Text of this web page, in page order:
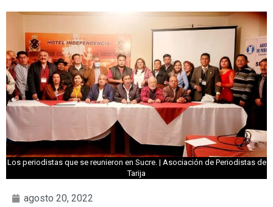
Los periodistas que se reunieron en Sucre. | Asociación de Periodistas de
Tarija
agosto 20, 2022